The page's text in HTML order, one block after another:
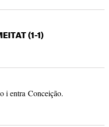
(1-1)
i entra Conceição.